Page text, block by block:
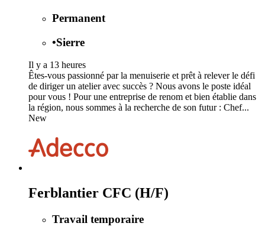
Permanent
•Sierre
Il y a 13 heures
Êtes-vous passionné par la menuiserie et prêt à relever le défi
de diriger un atelier avec succès ? Nous avons le poste idéal
pour vous ! Pour une entreprise de renom et bien établie dans
la région, nous sommes à la recherche de son futur : Chef...
New
Ferblantier CFC (H/F)
Travail temporaire